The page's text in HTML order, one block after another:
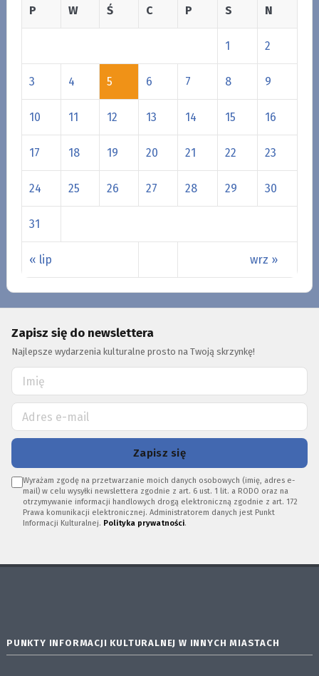
P W Ś C P S N
« lip wrz »
1 2
3 4 5 6 7 8 9
10 11 12 13 14 15 16
17 18 19 20 21 22 23
24 25 26 27 28 29 30
31
Zapisz się do newslettera
Najlepsze wydarzenia kulturalne prosto na Twoją skrzynkę!
Zapisz się
Wyrażam zgodę na przetwarzanie moich danych osobowych (imię, adres e-
mail) w celu wysyłki newslettera zgodnie z art. 6 ust. 1 lit. a RODO oraz na
otrzymywanie informacji handlowych drogą elektroniczną zgodnie z art. 172
Prawa komunikacji elektronicznej. Administratorem danych jest Punkt
Informacji Kulturalnej. Polityka prywatności.
PUNKTY INFORMACJI KULTURALNEJ W INNYCH MIASTACH